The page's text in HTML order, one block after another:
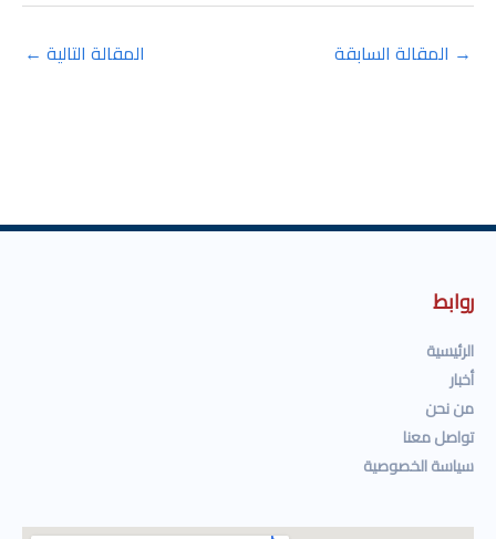
→ المقالة السابقة المقالة التالية ←
روابط
الرئيسية
أخبار
من نحن
تواصل معنا
سياسة الخصوصية